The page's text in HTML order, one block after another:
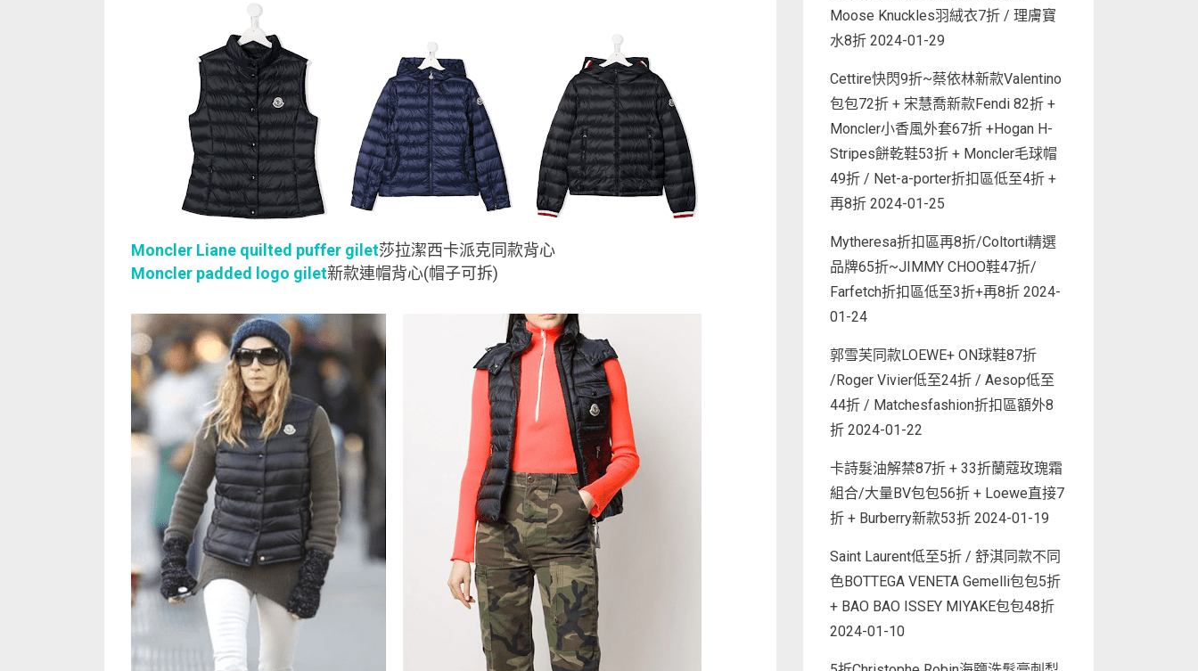
Moncler Liane quilted puffer gilet莎拉潔西卡派克同款背心
Moncler padded logo gilet新款連帽背心(帽子可拆)
Moose Knuckles羽絨衣7折 / 理膚寶
水8折 2024-01-29
Cettire快閃9折~蔡依林新款Valentino
包包72折 + 宋慧喬新款Fendi 82折 +
Moncler小香風外套67折 +Hogan H-
Stripes餅乾鞋53折 + Moncler毛球帽
49折 / Net-a-porter折扣區低至4折 +
再8折 2024-01-25
Mytheresa折扣區再8折/Coltorti精選
品牌65折~JIMMY CHOO鞋47折/
Farfetch折扣區低至3折+再8折 2024-
01-24
郭雪芙同款LOEWE+ ON球鞋87折
/Roger Vivier低至24折 / Aesop低至
44折 / Matchesfashion折扣區額外8
折 2024-01-22
卡詩髮油解禁87折 + 33折蘭蔻玫瑰霜
組合/大量BV包包56折 + Loewe直接7
折 + Burberry新款53折 2024-01-19
Saint Laurent低至5折 / 舒淇同款不同
色BOTTEGA VENETA Gemelli包包5折
+ BAO BAO ISSEY MIYAKE包包48折
2024-01-10